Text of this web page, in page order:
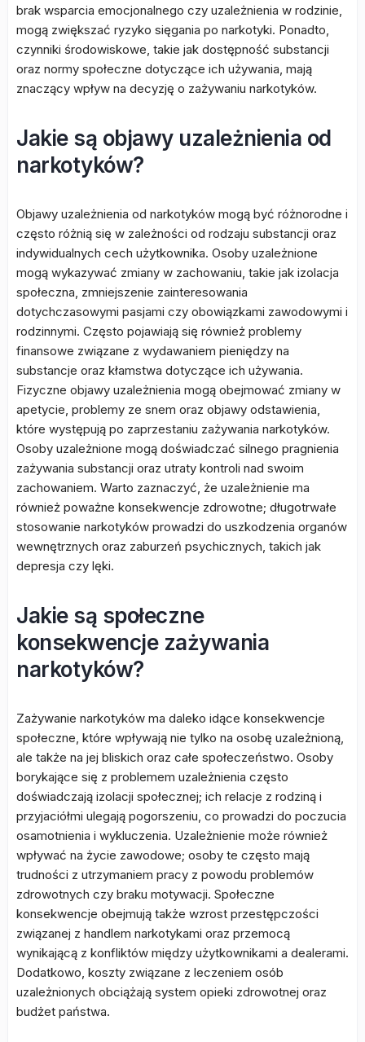
brak wsparcia emocjonalnego czy uzależnienia w rodzinie,
mogą zwiększać ryzyko sięgania po narkotyki. Ponadto,
czynniki środowiskowe, takie jak dostępność substancji
oraz normy społeczne dotyczące ich używania, mają
znaczący wpływ na decyzję o zażywaniu narkotyków.
Jakie są objawy uzależnienia od
narkotyków?
Objawy uzależnienia od narkotyków mogą być różnorodne i
często różnią się w zależności od rodzaju substancji oraz
indywidualnych cech użytkownika. Osoby uzależnione
mogą wykazywać zmiany w zachowaniu, takie jak izolacja
społeczna, zmniejszenie zainteresowania
dotychczasowymi pasjami czy obowiązkami zawodowymi i
rodzinnymi. Często pojawiają się również problemy
finansowe związane z wydawaniem pieniędzy na
substancje oraz kłamstwa dotyczące ich używania.
Fizyczne objawy uzależnienia mogą obejmować zmiany w
apetycie, problemy ze snem oraz objawy odstawienia,
które występują po zaprzestaniu zażywania narkotyków.
Osoby uzależnione mogą doświadczać silnego pragnienia
zażywania substancji oraz utraty kontroli nad swoim
zachowaniem. Warto zaznaczyć, że uzależnienie ma
również poważne konsekwencje zdrowotne; długotrwałe
stosowanie narkotyków prowadzi do uszkodzenia organów
wewnętrznych oraz zaburzeń psychicznych, takich jak
depresja czy lęki.
Jakie są społeczne
konsekwencje zażywania
narkotyków?
Zażywanie narkotyków ma daleko idące konsekwencje
społeczne, które wpływają nie tylko na osobę uzależnioną,
ale także na jej bliskich oraz całe społeczeństwo. Osoby
borykające się z problemem uzależnienia często
doświadczają izolacji społecznej; ich relacje z rodziną i
przyjaciółmi ulegają pogorszeniu, co prowadzi do poczucia
osamotnienia i wykluczenia. Uzależnienie może również
wpływać na życie zawodowe; osoby te często mają
trudności z utrzymaniem pracy z powodu problemów
zdrowotnych czy braku motywacji. Społeczne
konsekwencje obejmują także wzrost przestępczości
związanej z handlem narkotykami oraz przemocą
wynikającą z konfliktów między użytkownikami a dealerami.
Dodatkowo, koszty związane z leczeniem osób
uzależnionych obciążają system opieki zdrowotnej oraz
budżet państwa.